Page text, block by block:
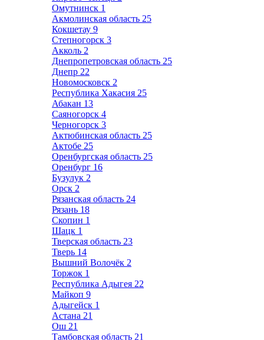
Омутнинск 1
Акмолинская область 25
Кокшетау 9
Степногорск 3
Акколь 2
Днепропетровская область 25
Днепр 22
Новомосковск 2
Республика Хакасия 25
Абакан 13
Саяногорск 4
Черногорск 3
Актюбинская область 25
Актобе 25
Оренбургская область 25
Оренбург 16
Бузулук 2
Орск 2
Рязанская область 24
Рязань 18
Скопин 1
Шацк 1
Тверская область 23
Тверь 14
Вышний Волочёк 2
Торжок 1
Республика Адыгея 22
Майкоп 9
Адыгейск 1
Астана 21
Ош 21
Тамбовская область 21